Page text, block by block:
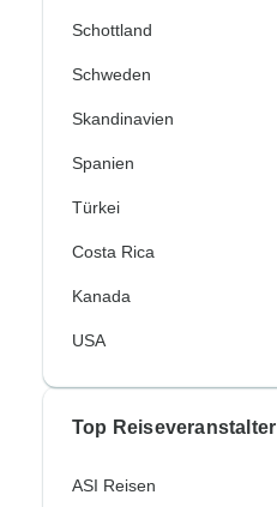
Schottland
Schweden
Skandinavien
Spanien
Türkei
Costa Rica
Kanada
USA
Top Reiseveranstalter
ASI Reisen